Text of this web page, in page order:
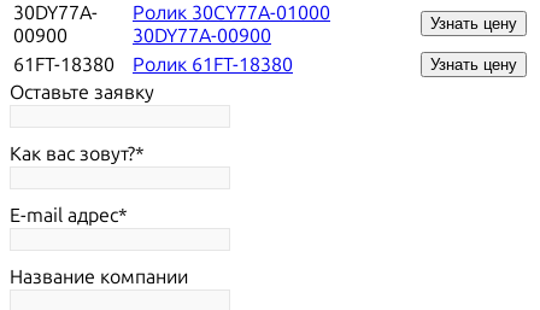
30DY77A-
00900
Ролик 30CY77A-01000
30DY77A-00900
Узнать цену
61FT-18380 Ролик 61FT-18380 Узнать цену
Оставьте заявку
Как вас зовут?
E-mail адрес
Название компании